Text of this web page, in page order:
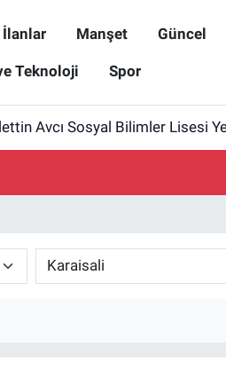
İlanlar Manşet Güncel
Teknoloji Spor
Avcı Sosyal Bilimler Lisesi